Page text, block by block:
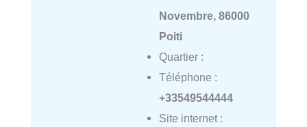
Novembre, 86000
Poiti
Quartier :
Téléphone :
+33549544444
Site internet :